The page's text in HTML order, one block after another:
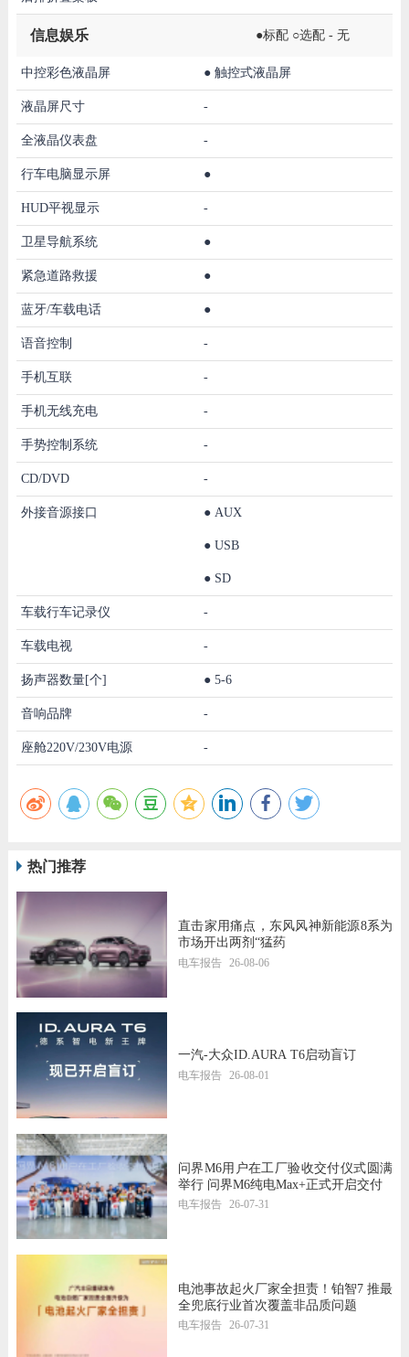
信息娱乐 ●标配 ○选配 - 无
中控彩色液晶屏 ● 触控式液晶屏
液晶屏尺寸 -
全液晶仪表盘 -
行车电脑显示屏 ●
HUD平视显示 -
卫星导航系统 ●
紧急道路救援 ●
蓝牙/车载电话 ●
语音控制 -
手机互联 -
手机无线充电 -
手势控制系统 -
CD/DVD -
外接音源接口 ● AUX
● USB
● SD
车载行车记录仪 -
车载电视 -
扬声器数量[个] ● 5-6
音响品牌 -
座舱220V/230V电源 -
热门推荐
直击家用痛点，东风风神新能源8系为
市场开出两剂“猛药
电车报告 26-08-06
一汽-大众ID.AURA T6启动盲订
电车报告 26-08-01
问界M6用户在工厂验收交付仪式圆满
举行 问界M6纯电Max+正式开启交付
电车报告 26-07-31
电池事故起火厂家全担责！铂智7 推最
全兜底行业首次覆盖非品质问题
电车报告 26-07-31